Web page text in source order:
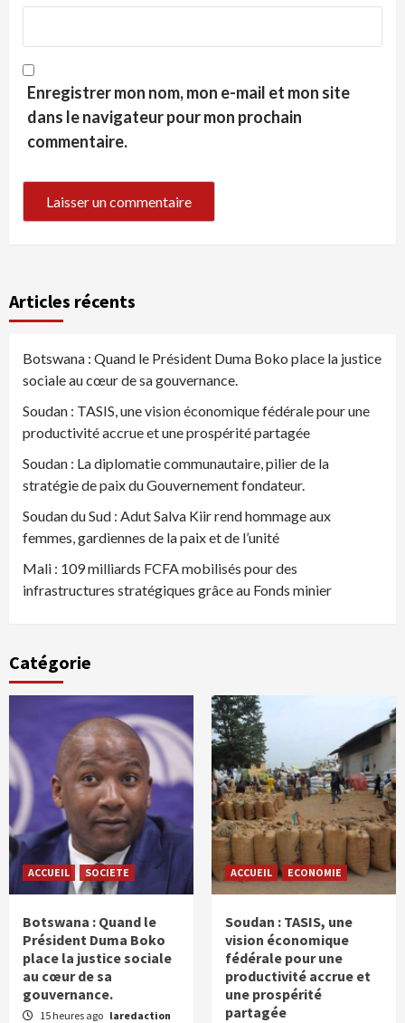
Enregistrer mon nom, mon e-mail et mon site
dans le navigateur pour mon prochain
commentaire.
Articles récents
Botswana : Quand le Président Duma Boko place la justice
sociale au cœur de sa gouvernance.
Soudan : TASIS, une vision économique fédérale pour une
productivité accrue et une prospérité partagée
Soudan : La diplomatie communautaire, pilier de la
stratégie de paix du Gouvernement fondateur.
Soudan du Sud : Adut Salva Kiir rend hommage aux
femmes, gardiennes de la paix et de l’unité
Mali : 109 milliards FCFA mobilisés pour des
infrastructures stratégiques grâce au Fonds minier
Catégorie
ACCUEIL SOCIETE
Botswana : Quand le
Président Duma Boko
place la justice sociale
au cœur de sa
gouvernance.
15 heures ago laredaction
ACCUEIL ECONOMIE
Soudan : TASIS, une
vision économique
fédérale pour une
productivité accrue et
une prospérité
partagée